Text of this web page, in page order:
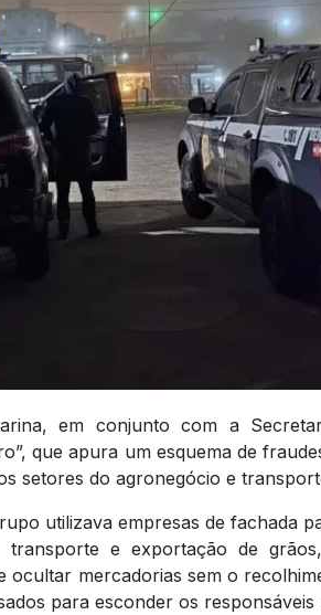
em conjunto com a
que apura um esquema de
setores do agronegócio e
utilizava empresas de fachada
transporte e exportação de
ocultar mercadorias sem o
para esconder os responsáveis